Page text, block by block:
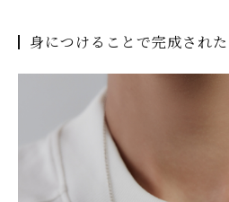
身につけることで完成され